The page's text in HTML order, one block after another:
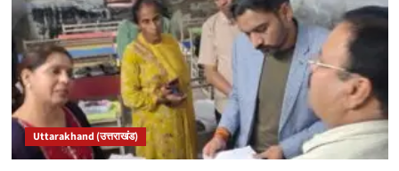
Uttarakhand (उत्तराखंड)